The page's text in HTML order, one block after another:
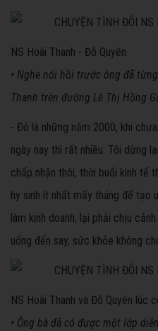
NS Hoài Thanh - Đỗ Quyên
• Nghe nói hồi trước ông đã
Thanh trên đường Lê Thị Hồng
- Đó là những năm 2000, khi
ngày nay thì rất nhiều. Tôi dừng
chấp nhận thôi, thời buổi kinh tế
hy sinh ít nhất mấy tháng để tạo
làm kinh doanh, lại phải chịu
uống đến say, sức khỏe không
NS Hoài Thanh và Đỗ Quyên lúc
• Ông bà đã có được một lớp